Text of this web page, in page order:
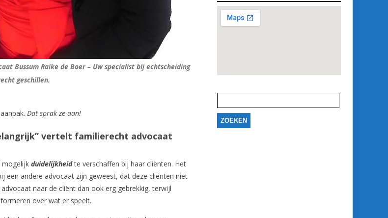
Bussum Raike de Boer – Uw specialist bij echtscheiding
geschillen.
Dat sprak ze aan!
vertelt familierecht advocaat
mogelijk duidelijkheid te verschaffen bij haar cliënten. Het
andere advocaat zijn geweest, dat deze cliënten niet
naar de cliënt dan ook erg gebrekkig, terwijl
over wat er speelt.
naar: